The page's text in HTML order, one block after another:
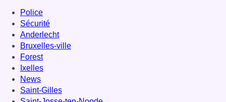
Police
Sécurité
Anderlecht
Bruxelles-ville
Forest
Ixelles
News
Saint-Gilles